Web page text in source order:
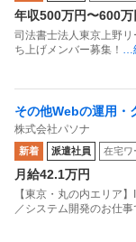
年収500万円〜600万
司法書士法人東京上野
ち上げメンバー募集！ …
その他Webの運用・
AI開発・支援のお仕
株式会社パソナ
新着 派遣社員 在宅ワ
月給42.1万円
【東京・丸の内エリア
／システム開発のお仕事